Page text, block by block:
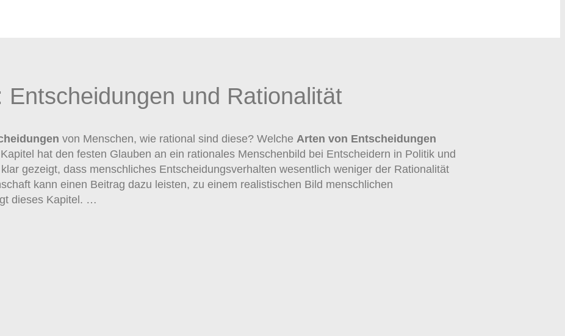
und Rationalität
von Menschen, wie rational sind diese? Welche Arten von Entscheidungen
hat den festen Glauben an ein rationales Menschenbild bei Entscheidern in Politik und
gezeigt, dass menschliches Entscheidungsverhalten wesentlich weniger der Rationalität
kann einen Beitrag dazu leisten, zu einem realistischen Bild menschlichen
dieses Kapitel. …